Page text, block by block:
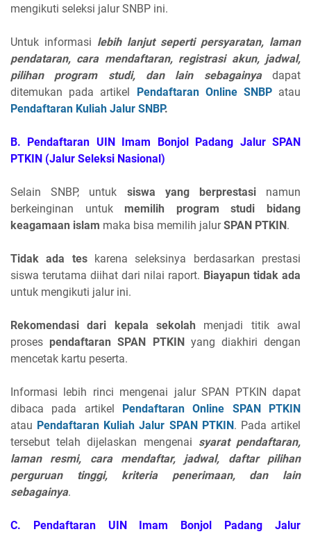
mengikuti seleksi jalur SNBP ini.
Untuk informasi lebih lanjut seperti persyaratan, laman
pendataran, cara mendaftaran, registrasi akun, jadwal,
pilihan program studi, dan lain sebagainyadapat
ditemukan pada artikel
Pendaftaran Online SNBPatau
Pendaftaran Kuliah Jalur SNBP.
B. Pendaftaran UIN Imam Bonjol Padang Jalur SPAN
PTKIN (Jalur Seleksi Nasional)
Selain SNBP, untuk siswa yang berprestasinamun
berkeinginan untuk memilih program studi bidang
keagamaan islam maka bisa memilih jalurSPAN PTKIN .
Tidak ada teskarena seleksinya berdasarkan prestasi
siswa terutama diihat dari nilai raport. Biayapun tidak ada
untuk mengikuti jalur ini.
Rekomendasi dari kepala sekolah menjadi titik awal
proses pendaftaran SPAN PTKIN
yang diakhiri dengan
mencetak kartu peserta.
Informasi lebih rinci mengenai jalur SPAN PTKIN dapat
dibaca pada artikel
Pendaftaran Online SPAN PTKIN
atau Pendaftaran Kuliah Jalur SPAN PTKIN . Pada artikel
tersebut telah dijelaskan mengenai syarat pendaftaran,
laman resmi, cara mendaftar, jadwal, daftar pilihan
perguruan tinggi, kriteria penerimaan, dan lain
sebagainya.
C. Pendaftaran UIN Imam Bonjol Padang Jalur